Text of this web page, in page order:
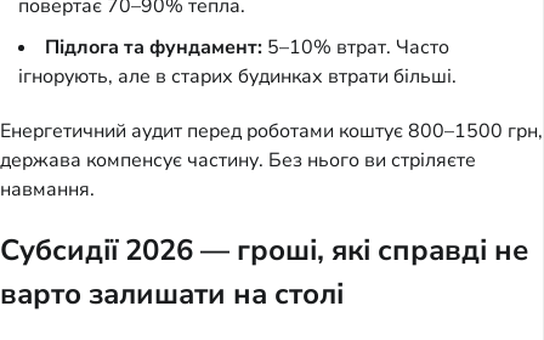
повертає 70–90% тепла.
Підлога та фундамент: 5–10% втрат. Часто
ігнорують, але в старих будинках втрати більші.
Енергетичний аудит перед роботами коштує 800–1500 грн,
держава компенсує частину. Без нього ви стріляєте
навмання.
Субсидії 2026 — гроші, які справді не
варто залишати на столі